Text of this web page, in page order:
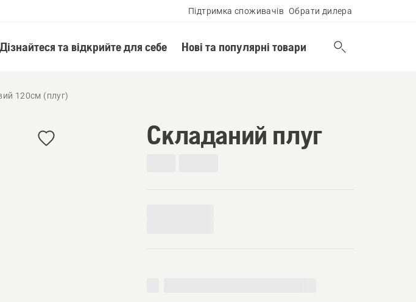
Підтримка споживачів Обрати дилера
Дізнайтеся та відкрийте для себе Нові та популярні товари
120см (плуг)
Складаний плуг